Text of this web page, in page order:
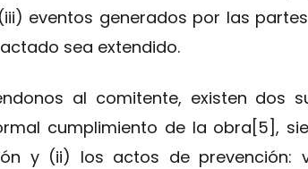
eventos generados por las
sea extendido.
al comitente, existen dos
cumplimiento de la obra[5],
y (ii) los actos de prevención: